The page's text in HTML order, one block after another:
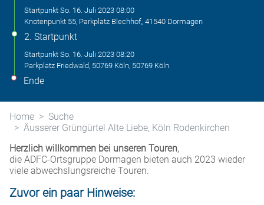
Startpunkt So. 16. Juli 2023 08:00
Knotenpunkt 55, Parkplatz Blechhof,, 41540 Dormagen
2. Startpunkt
Startpunkt So. 16. Juli 2023 08:20
Parkplatz Friedwald, 50769 Köln, 50769 Köln
Ende
Home
Suche
Äusserer Grüngürtel Alte Liebe, Köln Rodenkirchen
Herzlich willkommen bei unseren Touren,
die ADFC-Ortsgruppe Dormagen bieten auch 2023 wieder
viele abwechslungsreiche Touren.
Zuvor ein paar Hinweise: